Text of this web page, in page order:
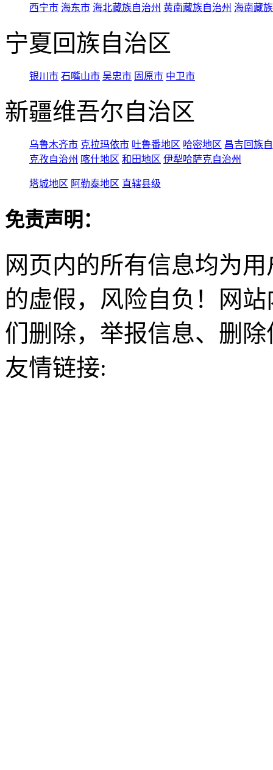
西宁市 海东市 海北藏族自治州 黄南藏族自治州 海南藏
宁夏回族自治区
银川市 石嘴山市 吴忠市 固原市 中卫市
新疆维吾尔自治区
乌鲁木齐市 克拉玛依市 吐鲁番地区 哈密地区 昌吉回族
克孜自治州 喀什地区 和田地区 伊犁哈萨克自治州
塔城地区 阿勒泰地区 直辖县级
免责声明：
网页内的所有信息均为
的虚假，风险自负！网
们删除，举报信息、删
友情链接: